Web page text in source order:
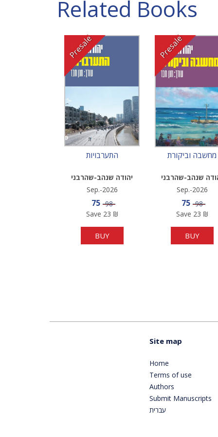
Related Books
Presale
התערבויות
יהודה שנהב-שהרבני
Sep.-2026
Sale price
75 Price
98
Save 23 ₪
BUY
Presale
מחשבה וביקורת
שנהב-שהרבני
Sep.-2026
Sale price
75 Price
98
Save 23 ₪
BUY
Site map
Home
Terms of use
Authors
Submit Manuscripts
עברית